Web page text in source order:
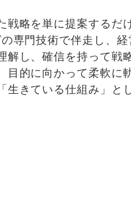
戦略を単に提案するだ
専門技術で伴走し、
解し、確信を持って戦
目的に向かって柔軟に
生きている仕組み」と